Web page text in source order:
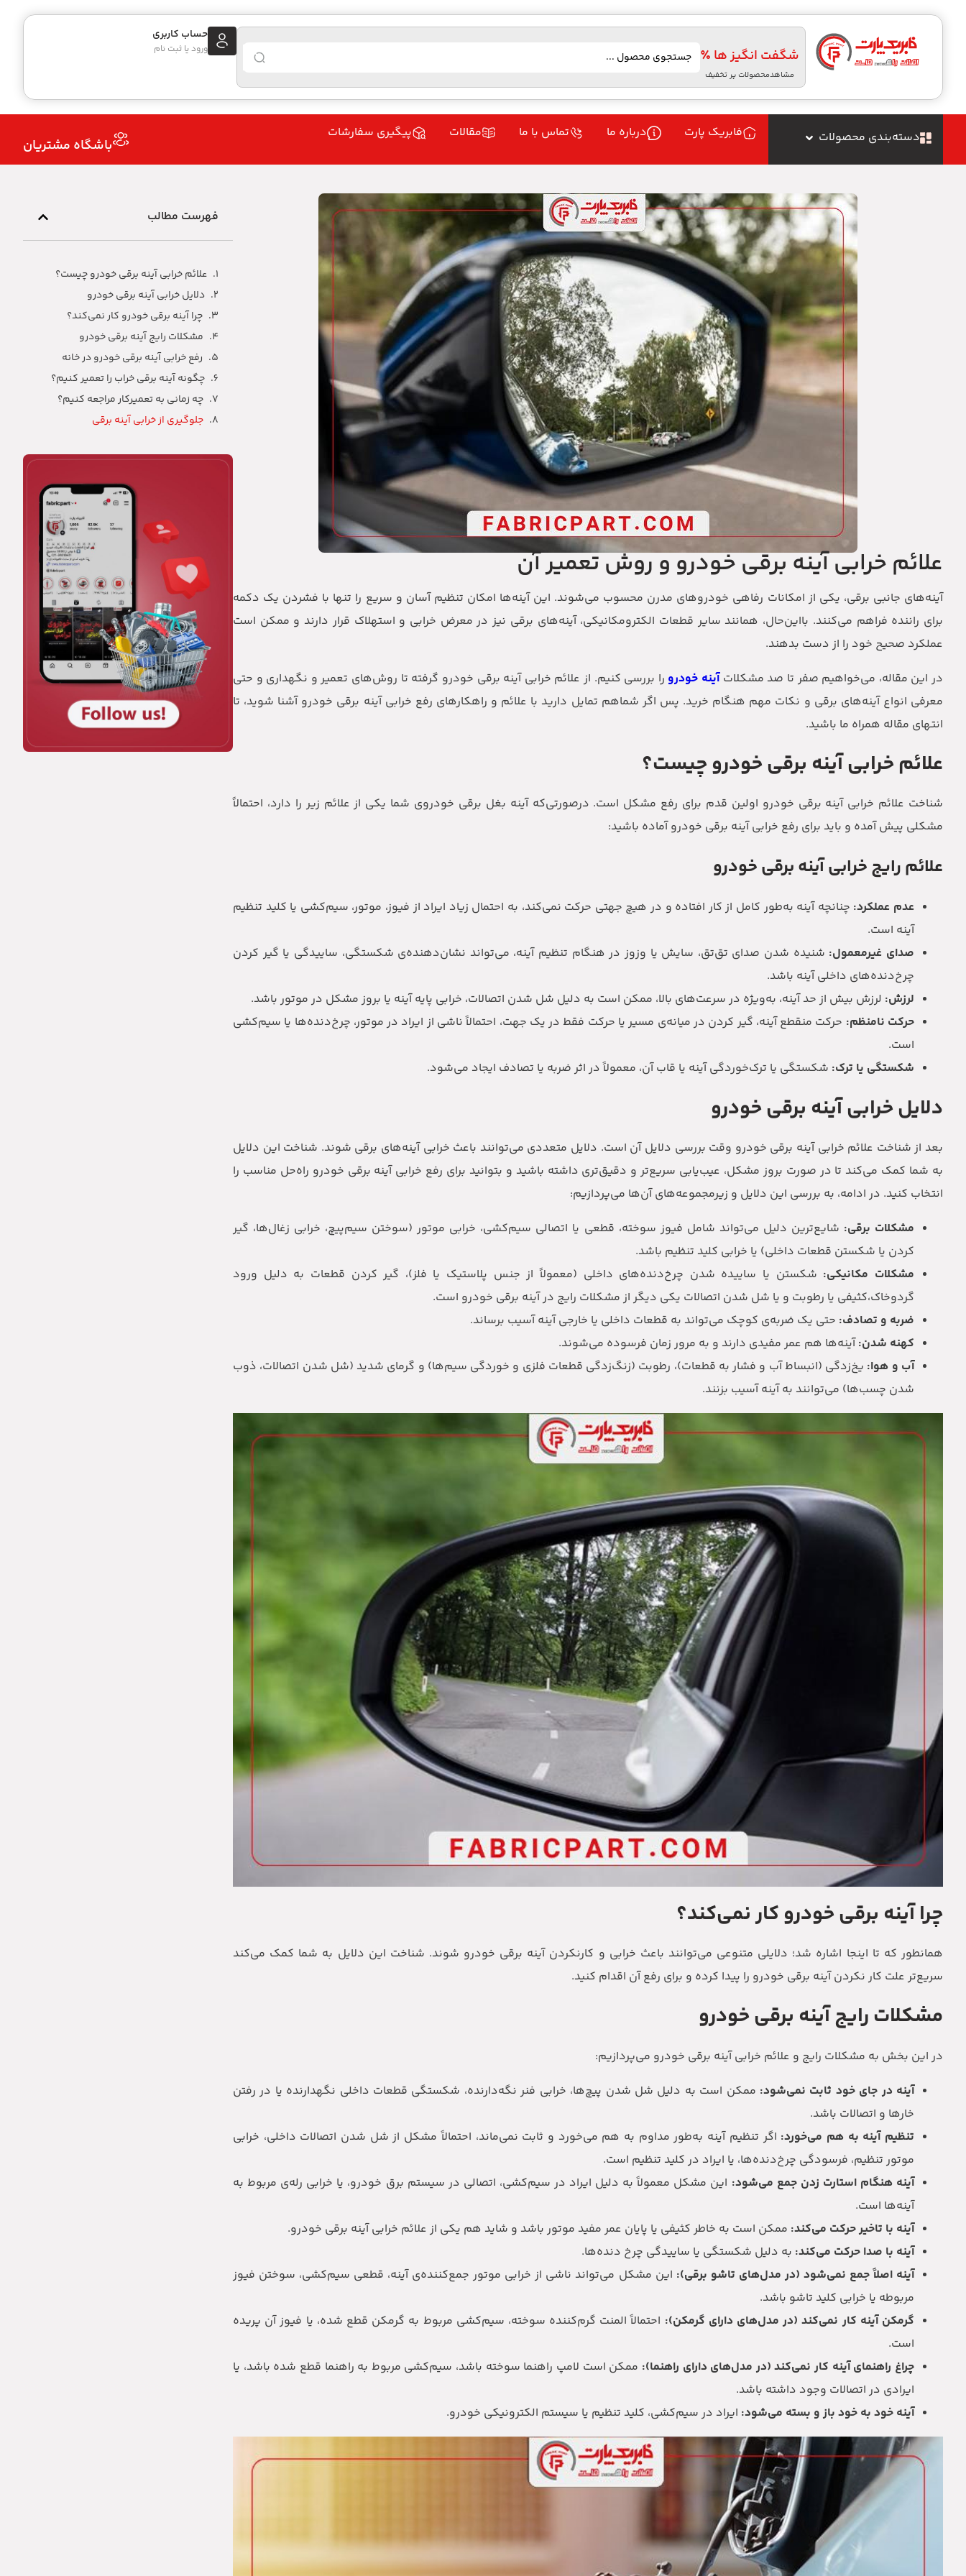
شگفت انگیز ها ٪
مشاهدمحصولات پر تخفیف
حساب کاربری
ورود یا ثبت نام
دسته‌بندی محصولات فابریک پارت درباره ما تماس با ما مقالات پیگیری سفارشات
باشگاه مشتریان
علائم خرابی آینه برقی خودرو و روش تعمیر آن
آینه‌های جانبی برقی، یکی از امکانات رفاهی خودروهای مدرن محسوب می‌شوند. این آینه‌ها امکان تنظیم آسان و سریع را تنها با فشردن یک دکمه
برای راننده فراهم می‌کنند. بااین‌حال، همانند سایر قطعات الکترومکانیکی، آینه‌های برقی نیز در معرض خرابی و استهلاک قرار دارند و ممکن است
عملکرد صحیح خود را از دست بدهند.
در این مقاله، می‌خواهیم صفر تا صد مشکلاتآینه خودرو را بررسی کنیم. از علائم خرابی آینه برقی خودرو گرفته تا روش‌های تعمیر و نگهداری و حتی
معرفی انواع آینه‌های برقی و نکات مهم هنگام خرید. پس اگر شماهم تمایل دارید با علائم و راهکارهای رفع خرابی آینه برقی خودرو آشنا شوید، تا
انتهای مقاله همراه ما باشید.
علائم خرابی آینه برقی خودرو چیست؟
شناخت علائم خرابی آینه برقی خودرو اولین قدم برای رفع مشکل است. درصورتی‌که آینه بغل برقی خودروی شما یکی از علائم زیر را دارد، احتمالاً
مشکلی پیش آمده و باید برای رفع خرابی آینه برقی خودرو آماده باشید:
علائم رایج خرابی آینه برقی خودرو
عدم عملکرد: چنانچه آینه به‌طور کامل از کار افتاده و در هیچ جهتی حرکت نمی‌کند، به احتمال زیاد ایراد از فیوز، موتور، سیم‌کشی یا کلید تنظیم
آینه است.
صدای غیرمعمول: شنیده شدن صدای تق‌تق، سایش یا وزوز در هنگام تنظیم آینه، می‌تواند نشان‌دهنده‌ی شکستگی، ساییدگی یا گیر کردن
چرخ‌دنده‌های داخلی آینه باشد.
لرزش: لرزش بیش از حد آینه، به‌ویژه در سرعت‌های بالا، ممکن است به دلیل شل شدن اتصالات، خرابی پایه‌ آینه یا بروز مشکل در موتور باشد.
حرکت نامنظم: حرکت منقطع آینه، گیر کردن در میانه‌ی مسیر یا حرکت فقط در یک جهت، احتمالاً ناشی از ایراد در موتور، چرخ‌دنده‌ها یا سیم‌کشی
است.
شکستگی یا ترک: شکستگی یا ترک‌خوردگی آینه یا قاب آن، معمولاً در اثر ضربه یا تصادف ایجاد می‌شود.
دلایل خرابی آینه برقی خودرو
بعد از شناخت علائم خرابی آینه برقی خودرو وقت بررسی دلایل آن است. دلایل متعددی می‌توانند باعث خرابی آینه‌های برقی شوند. شناخت این دلایل
به شما کمک می‌کند تا در صورت بروز مشکل، عیب‌یابی سریع‌تر و دقیق‌تری داشته باشید و بتوانید برای رفع خرابی آینه برقی خودرو راه‌حل مناسب را
انتخاب کنید. در ادامه، به بررسی این دلایل و زیرمجموعه‌های آن‌ها می‌پردازیم:
مشکلات برقی: شایع‌ترین دلیل می‌تواند شامل فیوز سوخته، قطعی یا اتصالی سیم‌کشی، خرابی موتور (سوختن سیم‌پیچ، خرابی زغال‌ها، گیر
کردن یا شکستن قطعات داخلی) یا خرابی کلید تنظیم باشد.
مشکلات مکانیکی: شکستن یا ساییده شدن چرخ‌دنده‌های داخلی (معمولاً از جنس پلاستیک یا فلز)، گیر کردن قطعات به دلیل ورود
گردوخاک،کثیفی یا رطوبت و یا شل شدن اتصالات یکی دیگر از مشکلات رایج در آینه برقی خودرو است.
ضربه و تصادف: حتی یک ضربه‌ی کوچک می‌تواند به قطعات داخلی یا خارجی آینه آسیب برساند.
کهنه شدن:آینه‌ها هم عمر مفیدی دارند و به مرور زمان فرسوده می‌شوند.
آب و هوا: یخ‌زدگی (انبساط آب و فشار به قطعات)، رطوبت (زنگ‌زدگی قطعات فلزی و خوردگی سیم‌ها) و گرمای شدید (شل شدن اتصالات، ذوب
شدن چسب‌ها) می‌توانند به آینه آسیب بزنند.
چرا آینه برقی خودرو کار نمی‌کند؟
همانطور که تا اینجا اشاره شد؛ دلایلی متنوعی می‌توانند باعث خرابی و کارنکردن آینه برقی خودرو شوند. شناخت این دلایل به شما کمک می‌کند
سریع‌تر علت کار نکردن آینه برقی خودرو را پیدا کرده و برای رفع آن اقدام کنید.
مشکلات رایج آینه برقی خودرو
در این بخش به مشکلات رایج و علائم خرابی آینه برقی خودرو می‌پردازیم:
آینه در جای خود ثابت نمی‌شود: ممکن است به دلیل شل شدن پیچ‌ها، خرابی فنر نگه‌دارنده، شکستگی قطعات داخلی نگهدارنده یا در رفتن
خارها و اتصالات باشد.
تنظیم آینه به هم می‌خورد: اگر تنظیم آینه به‌طور مداوم به هم می‌خورد و ثابت نمی‌ماند، احتمالاً مشکل از شل شدن اتصالات داخلی، خرابی
موتور تنظیم، فرسودگی چرخ‌دنده‌ها، یا ایراد در کلید تنظیم است.
آینه هنگام استارت زدن جمع می‌شود: این مشکل معمولاً به دلیل ایراد در سیم‌کشی، اتصالی در سیستم برق خودرو، یا خرابی رله‌ی مربوط به
آینه‌ها است.
آینه با تاخیر حرکت می‌کند: ممکن است به خاطر کثیفی یا پایان عمر مفید موتور باشد و شاید هم یکی از علائم خرابی آینه برقی خودرو.
آینه با صدا حرکت می‌کند: به دلیل شکستگی یا ساییدگی چرخ دنده‌ها.
آینه اصلاً جمع نمی‌شود (در مدل‌های تاشو برقی): این مشکل می‌تواند ناشی از خرابی موتور جمع‌کننده‌ی آینه، قطعی سیم‌کشی، سوختن فیوز
مربوطه یا خرابی کلید تاشو باشد.
گرمکن آینه کار نمی‌کند (در مدل‌های دارای گرمکن): احتمالاً المنت گرم‌کننده سوخته، سیم‌کشی مربوط به گرمکن قطع شده، یا فیوز آن پریده
است.
چراغ راهنمای آینه کار نمی‌کند (در مدل‌های دارای راهنما): ممکن است لامپ راهنما سوخته باشد، سیم‌کشی مربوط به راهنما قطع شده باشد، یا
ایرادی در اتصالات وجود داشته باشد.
آینه خود به خود باز و بسته می‌شود: ایراد در سیم‌کشی، کلید تنظیم یا سیستم الکترونیکی خودرو.
فهرست مطالب
علائم خرابی آینه برقی خودرو چیست؟
دلایل خرابی آینه برقی خودرو
چرا آینه برقی خودرو کار نمی‌کند؟
مشکلات رایج آینه برقی خودرو
رفع خرابی آینه برقی خودرو در خانه
چگونه آینه برقی خراب را تعمیر کنیم؟
چه زمانی به تعمیرکار مراجعه کنیم؟
جلوگیری از خرابی آینه برقی